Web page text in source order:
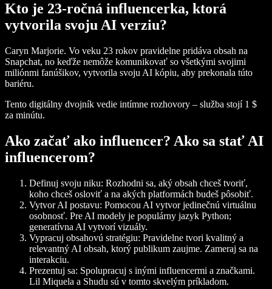
Kto je 23-ročná influencerka, ktorá
vytvorila svoju AI verziu?
Caryn Marjorie. Vo veku 23 rokov pravidelne pridáva obsah na
Snapchat, no keďže nemôže komunikovať so všetkými svojimi
miliónmi fanúšikov, vytvorila svoju AI kópiu, aby prekonala túto
bariéru.
Tento digitálny dvojník vedie intímne rozhovory – služba stojí 1 $
za minútu.
Ako začať ako influencer? Ako sa stať AI
influencerom?
Definuj svoju niku: Rozhodni sa, aký obsah chceš tvoriť,
koho chceš osloviť a na akých platformách budeš pôsobiť.
Vytvor AI postavu: Pomocou AI vytvor jedinečnú virtuálnu
osobnosť. Pre AI modely je populárny jazyk Python;
generatívna AI vytvorí vizuály.
Vypracuj obsahovú stratégiu: Pravidelne tvori kvalitný a
relevantný AI obsah, ktorý publikum zaujme. Zameraj sa na
interakciu.
Prezentuj sa: Spolupracuj s inými influencermi a značkami.
Lil Miquela a Shudu sú v tomto skvelým príkladom.